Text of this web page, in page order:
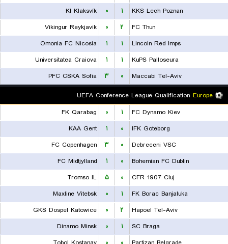
KKS Lech Poznan
۱ ۰
KI Klaksvík
FC Thun
۲ ۰
Vikingur Reykjavik
Lincoln Red Imps
۱ ۱
Omonia FC Nicosia
KuPS Palloseura
۱ ۱
Universitatea Craiova
Maccabi Tel-Aviv
۰ ۳
PFC CSKA Sofia
Europe
UEFA Conference League Qualification
FC Dynamo Kiev
۱ ۰
FK Qarabag
IFK Goteborg
۰ ۱
KAA Gent
Debreceni VSC
۰ ۳
FC Copenhagen
Bohemian FC Dublin
۰ ۱
FC Midtjylland
CFR 1907 Cluj
۰ ۵
Tromso IL
FK Borac Banjaluka
۱ ۰
Maxline Vitebsk
Hapoel Tel-Aviv
۲ ۰
GKS Dospel Katowice
SC Braga
۱ ۰
Dinamo Minsk